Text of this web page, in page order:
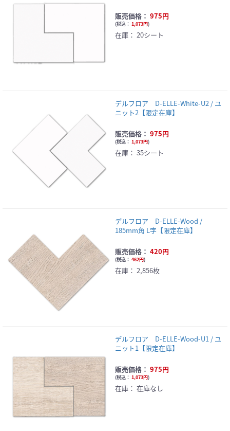
販売価格： 975円
(税込： 1,073円)
在庫： 20シート
デルフロア D-ELLE-White-U2 / ユ
ニット2【限定在庫】
販売価格： 975円
(税込： 1,073円)
在庫： 35シート
デルフロア D-ELLE-Wood /
185mm角 L字【限定在庫】
販売価格： 420円
(税込： 462円)
在庫： 2,856枚
デルフロア D-ELLE-Wood-U1 / ユ
ニット1【限定在庫】
販売価格： 975円
(税込： 1,073円)
在庫： 在庫なし